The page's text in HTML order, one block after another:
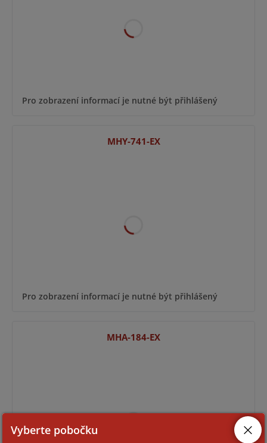
Pro zobrazení informací je nutné být přihlášený
MHY-741-EX
Pro zobrazení informací je nutné být přihlášený
MHA-184-EX
Vyberte pobočku